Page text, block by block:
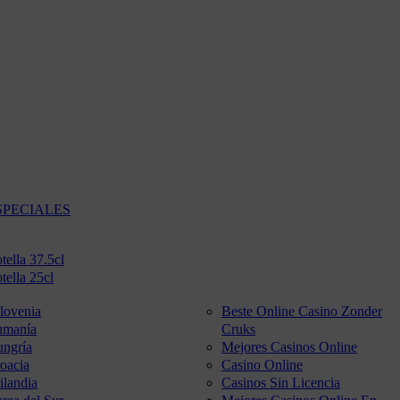
37.5cl
25cl
Beste Online Casino Zonder
Cruks
Mejores Casinos Online
Casino Online
Casinos Sin Licencia